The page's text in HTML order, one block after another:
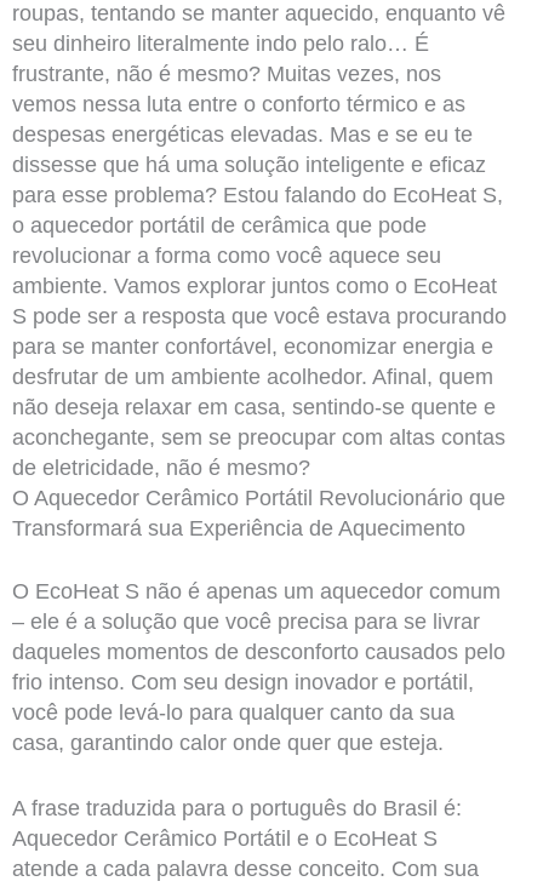
roupas, tentando se manter aquecido, enquanto vê
seu dinheiro literalmente indo pelo ralo… É
frustrante, não é mesmo? Muitas vezes, nos
vemos nessa luta entre o conforto térmico e as
despesas energéticas elevadas. Mas e se eu te
dissesse que há uma solução inteligente e eficaz
para esse problema? Estou falando do EcoHeat S,
o aquecedor portátil de cerâmica que pode
revolucionar a forma como você aquece seu
ambiente. Vamos explorar juntos como o EcoHeat
S pode ser a resposta que você estava procurando
para se manter confortável, economizar energia e
desfrutar de um ambiente acolhedor. Afinal, quem
não deseja relaxar em casa, sentindo-se quente e
aconchegante, sem se preocupar com altas contas
de eletricidade, não é mesmo?
O Aquecedor Cerâmico Portátil Revolucionário que
Transformará sua Experiência de Aquecimento
O EcoHeat S não é apenas um aquecedor comum
– ele é a solução que você precisa para se livrar
daqueles momentos de desconforto causados pelo
frio intenso. Com seu design inovador e portátil,
você pode levá-lo para qualquer canto da sua
casa, garantindo calor onde quer que esteja.
A frase traduzida para o português do Brasil é:
Aquecedor Cerâmico Portátil e o EcoHeat S
atende a cada palavra desse conceito. Com sua